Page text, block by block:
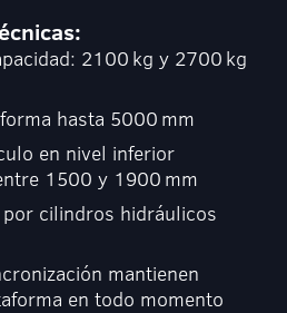
2100 kg y 2700 kg
hasta 5000 mm
en nivel inferior
1500 y 1900 mm
cilindros hidráulicos
mantienen
en todo momento